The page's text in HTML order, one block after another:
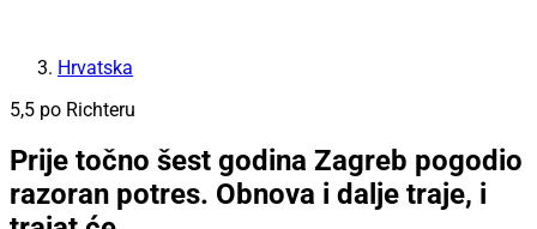
Hrvatska
5,5 po Richteru
Prije točno šest godina Zagreb pogodio
razoran potres. Obnova i dalje traje, i